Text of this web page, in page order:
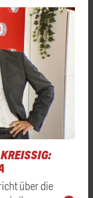
Z
über die